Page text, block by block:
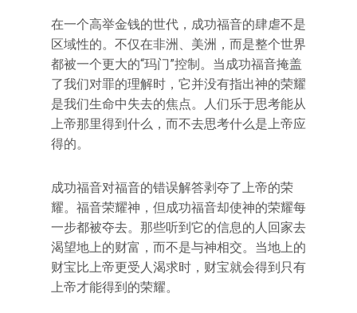
在一个高举金钱的世代，成功福音的肆虐不是
区域性的。不仅在非洲、美洲，而是整个世界
都被一个更大的“玛门”控制。当成功福音掩盖
了我们对罪的理解时，它并没有指出神的荣耀
是我们生命中失去的焦点。人们乐于思考能从
上帝那里得到什么，而不去思考什么是上帝应
得的。
成功福音对福音的错误解答剥夺了上帝的荣
耀。福音荣耀神，但成功福音却使神的荣耀每
一步都被夺去。那些听到它的信息的人回家去
渴望地上的财富，而不是与神相交。当地上的
财宝比上帝更受人渴求时，财宝就会得到只有
上帝才能得到的荣耀。